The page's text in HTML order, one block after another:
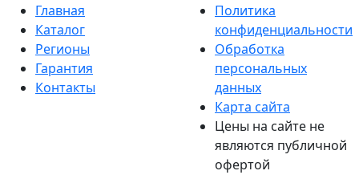
Главная
Каталог
Регионы
Гарантия
Контакты
Политика
конфиденциальности
Обработка
персональных
данных
Карта сайта
Цены на сайте не
являются публичной
офертой